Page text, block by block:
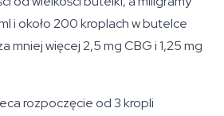
i około 200 kroplach w butelce
mniej więcej 2,5 mg CBG i 1,25 mg
rozpoczęcie od 3 kropli